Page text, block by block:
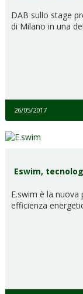
DAB sullo stage
di Milano in una
26/05/2017
Eswim,
E.swim è la
efficienza